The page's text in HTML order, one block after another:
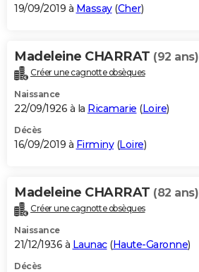
19/09/2019 à Massay(Cher)
Madeleine CHARRAT (92 ans)
Créer une cagnotte obsèques
Naissance
22/09/1926 à la Ricamarie (Loire)
Décès
16/09/2019 à Firminy(Loire)
Madeleine CHARRAT (82 ans)
Créer une cagnotte obsèques
Naissance
21/12/1936 à Launac(Haute-Garonne)
Décès